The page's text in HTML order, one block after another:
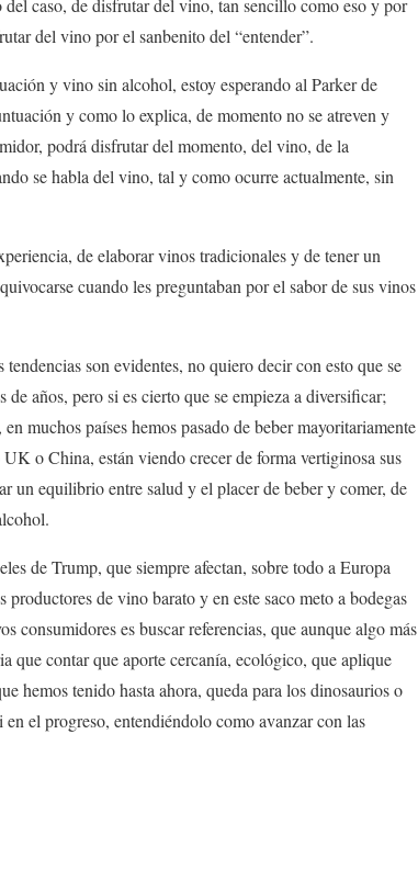
caso, de disfrutar del vino, tan sencillo como eso y por
del vino por el sanbenito del “entender”.
y vino sin alcohol, estoy esperando al Parker de
y como lo explica, de momento no se atreven y
podrá disfrutar del momento, del vino, de la
se habla del vino, tal y como ocurre actualmente, sin
de elaborar vinos tradicionales y de tener un
cuando les preguntaban por el sabor de sus vinos
son evidentes, no quiero decir con esto que se
años, pero si es cierto que se empieza a diversificar;
muchos países hemos pasado de beber mayoritariamente
o China, están viendo crecer de forma vertiginosa sus
un equilibrio entre salud y el placer de beber y comer, de
de Trump, que siempre afectan, sobre todo a Europa
de vino barato y en este saco meto a bodegas
consumidores es buscar referencias, que aunque algo más
que contar que aporte cercanía, ecológico, que aplique
hemos tenido hasta ahora, queda para los dinosaurios o
el progreso, entendiéndolo como avanzar con las